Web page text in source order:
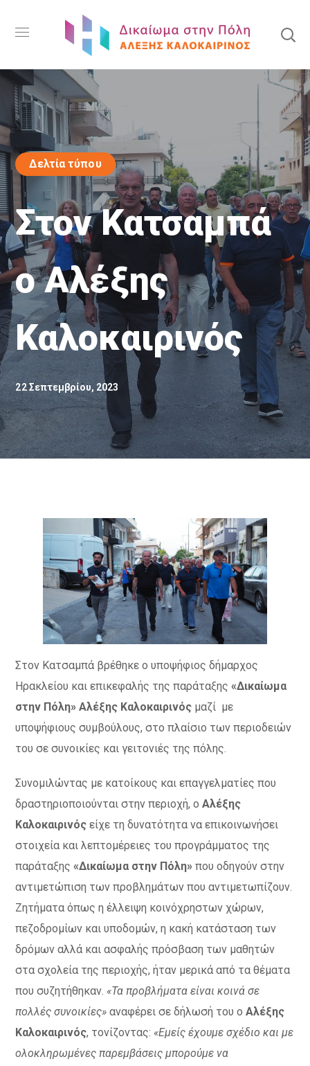
Δελτία τύπου
Στον Κατσαμπά
ο Αλέξης
Καλοκαιρινός
22 Σεπτεμβρίου, 2023
Στον Κατσαμπά βρέθηκε ο υποψήφιος δήμαρχος
Ηρακλείου και επικεφαλής της παράταξης«Δικαίωμα
στην Πόλη» Αλέξης Καλοκαιρινός μαζί με
υποψήφιους συμβούλους, στο πλαίσιο των περιοδειών
του σε συνοικίες και γειτονιές της πόλης.
Συνομιλώντας με κατοίκους και επαγγελματίες που
δραστηριοποιούνται στην περιοχή, οΑλέξης
Καλοκαιρινός είχε τη δυνατότητα να επικοινωνήσει
στοιχεία και λεπτομέρειες του προγράμματος της
παράταξης«Δικαίωμα στην Πόλη» που οδηγούν στην
αντιμετώπιση των προβλημάτων που αντιμετωπίζουν.
Ζητήματα όπως η έλλειψη κοινόχρηστων χώρων,
πεζοδρομίων και υποδομών, η κακή κατάσταση των
δρόμων αλλά και ασφαλής πρόσβαση των μαθητών
στα σχολεία της περιοχής, ήταν μερικά από τα θέματα
που συζητήθηκαν. «Τα προβλήματα είναι κοινά σε
πολλές συνοικίες»αναφέρει σε δήλωσή του οΑλέξης
Καλοκαιρινός, τονίζοντας: «Εμείς έχουμε σχέδιο και με
ολοκληρωμένες παρεμβάσεις μπορούμε να